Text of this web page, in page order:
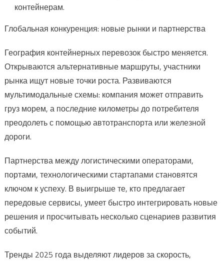
контейнерам.
Глобальная конкуренция: новые рынки и партнерства
География контейнерных перевозок быстро меняется.
Открываются альтернативные маршруты, участники
рынка ищут новые точки роста. Развиваются
мультимодальные схемы: компания может отправить
груз морем, а последние километры до потребителя
преодолеть с помощью автотранспорта или железной
дороги.
Партнерства между логистическими операторами,
портами, технологическими стартапами становятся
ключом к успеху. В выигрыше те, кто предлагает
передовые сервисы, умеет быстро интегрировать новые
решения и просчитывать несколько сценариев развития
событий.
Тренды 2025 года выделяют лидеров за скорость,